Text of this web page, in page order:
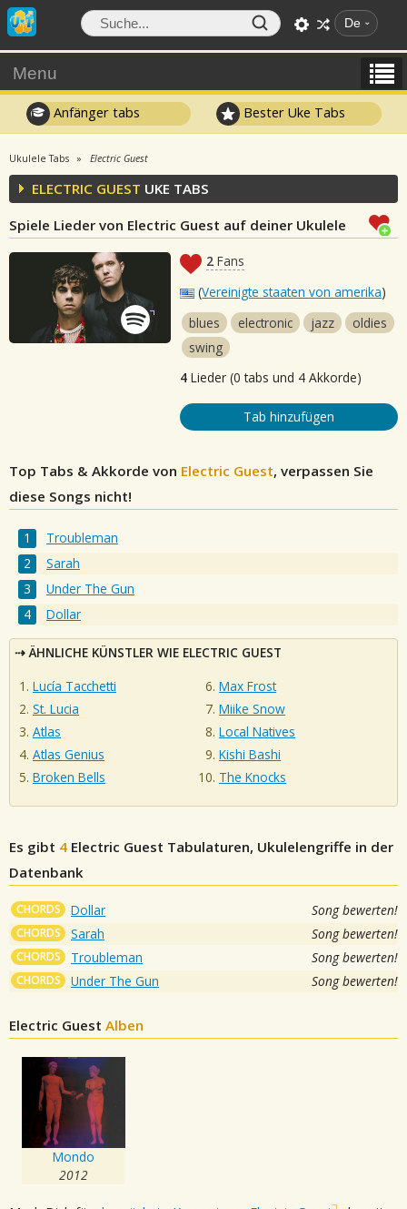
De
Menu
Anfänger tabs Bester Uke Tabs
Ukulele Tabs Electric Guest
ELECTRIC GUEST UKE TABS
Spiele Lieder von Electric Guest auf deiner Ukulele
2 Fans
(Vereinigte staaten von amerika)
blues
electronic jazz
oldies
swing
4 Lieder (0 tabs und 4 Akkorde)
Tab hinzufügen
Top Tabs & Akkorde von Electric Guest, verpassen Sie
diese Songs nicht!
Troubleman
Sarah
Under The Gun
Dollar
ÄHNLICHE KÜNSTLER WIE ELECTRIC GUEST
Lucía Tacchetti
St. Lucia
Atlas
Atlas Genius
Broken Bells
Max Frost
Miike Snow
Local Natives
Kishi Bashi
The Knocks
Es gibt 4 Electric Guest Tabulaturen, Ukulelengriffe in der
Datenbank
CHORDS Dollar Song bewerten!
CHORDS Sarah Song bewerten!
CHORDS Troubleman Song bewerten!
CHORDS Under The Gun Song bewerten!
Electric Guest Alben
Mondo
2012